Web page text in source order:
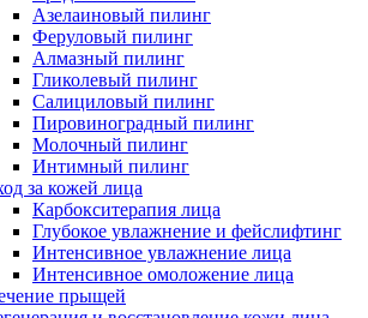
Азелаиновый пилинг
Феруловый пилинг
Алмазный пилинг
Гликолевый пилинг
Салициловый пилинг
Пировиноградный пилинг
Молочный пилинг
Интимный пилинг
за кожей лица
Карбокситерапия лица
Глубокое увлажнение и фейслифтинг
Интенсивное увлажнение лица
Интенсивное омоложение лица
прыщей